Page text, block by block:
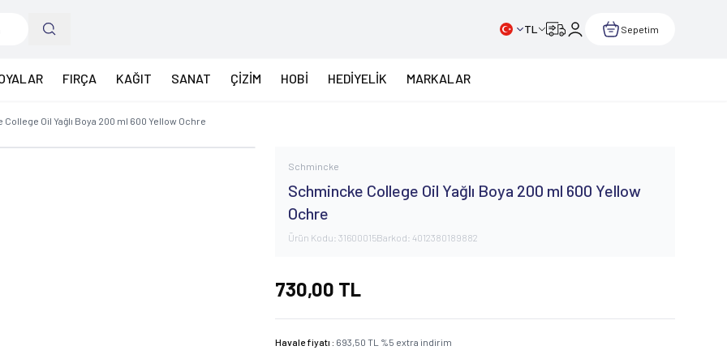
TL Sepetim
FIRÇA KAĞIT SANAT ÇİZİM HOBİ HEDİYELİK MARKALAR
Oil Yağlı Boya 200 ml 600 Yellow Ochre
Schmincke
Schmincke College Oil Yağlı Boya 200 ml 600 Yellow
Ochre
Ürün Kodu:31600015Barkod:4012380189882
730,00 TL
Havale fiyatı : 693,50 TL %5 extra indirim